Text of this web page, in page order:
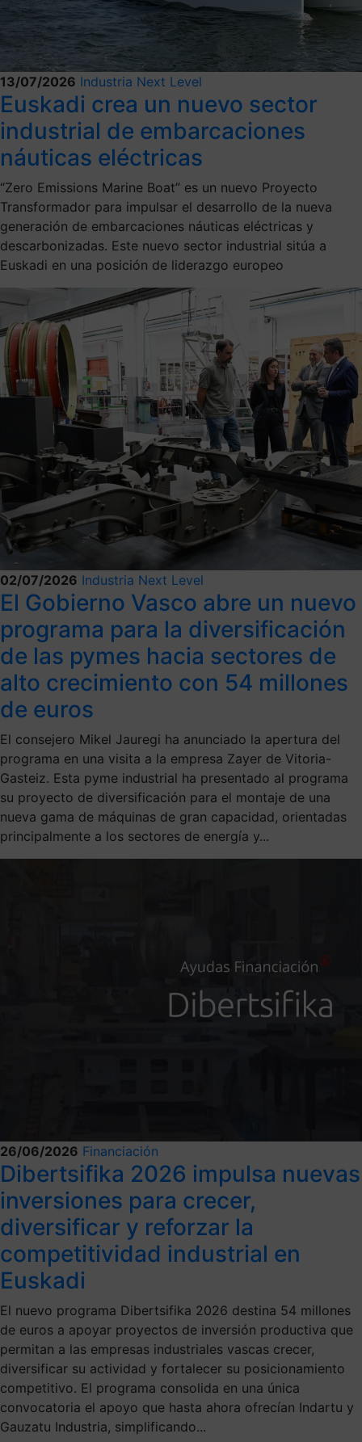
13/07/2026 Industria Next Level
Euskadi crea un nuevo sector
industrial de embarcaciones
náuticas eléctricas
“Zero Emissions Marine Boat” es un nuevo Proyecto
Transformador para impulsar el desarrollo de la nueva
generación de embarcaciones náuticas eléctricas y
descarbonizadas. Este nuevo sector industrial sitúa a
Euskadi en una posición de liderazgo europeo
02/07/2026 Industria Next Level
El Gobierno Vasco abre un nuevo
programa para la diversificación
de las pymes hacia sectores de
alto crecimiento con 54 millones
de euros
El consejero Mikel Jauregi ha anunciado la apertura del
programa en una visita a la empresa Zayer de Vitoria-
Gasteiz. Esta pyme industrial ha presentado al programa
su proyecto de diversificación para el montaje de una
nueva gama de máquinas de gran capacidad, orientadas
principalmente a los sectores de energía y...
26/06/2026 Financiación
Dibertsifika 2026 impulsa nuevas
inversiones para crecer,
diversificar y reforzar la
competitividad industrial en
Euskadi
El nuevo programa Dibertsifika 2026 destina 54 millones
de euros a apoyar proyectos de inversión productiva que
permitan a las empresas industriales vascas crecer,
diversificar su actividad y fortalecer su posicionamiento
competitivo. El programa consolida en una única
convocatoria el apoyo que hasta ahora ofrecían Indartu y
Gauzatu Industria, simplificando...